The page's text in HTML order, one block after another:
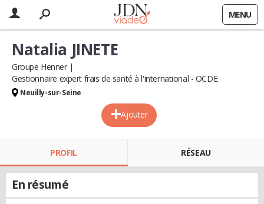
MENU
Ajouter
Natalia JINETE
Groupe Henner
Gestionnaire expert frais de santé à l'international - OCDE
Neuilly-sur-Seine
PROFIL RÉSEAU
En résumé